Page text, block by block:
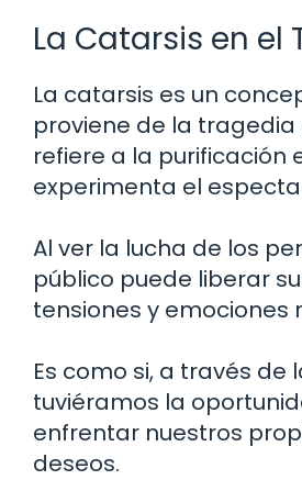
La Catarsis en el
La catarsis es un
proviene de la tragedia
refiere a la purificación
experimenta el
Al ver la lucha de los
público puede liberar
tensiones y emociones
Es como si, a través de
tuviéramos la
enfrentar nuestros
deseos.